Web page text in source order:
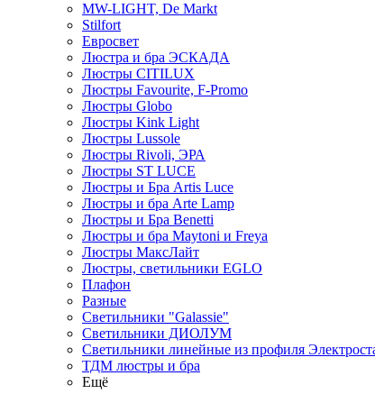
MW-LIGHT, De Markt
Stilfort
Евросвет
Люстра и бра ЭСКАДА
Люстры CITILUX
Люстры Favourite, F-Promo
Люстры Globo
Люстры Kink Light
Люстры Lussole
Люстры Rivoli, ЭРА
Люстры ST LUCE
Люстры и Бра Artis Luce
Люстры и бра Arte Lamp
Люстры и Бра Benetti
Люстры и бра Maytoni и Freya
Люстры МаксЛайт
Люстры, светильники EGLO
Плафон
Разные
Светильники "Galassie"
Светильники ДИОЛУМ
Светильники линейные из профиля
ТДМ люстры и бра
Ещё